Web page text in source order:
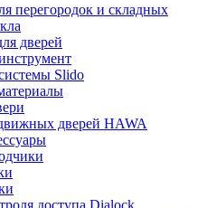
перегородок и складных
дверей
Slido
дверей HAWA
доступа Dialock